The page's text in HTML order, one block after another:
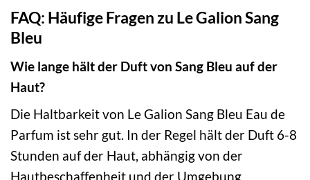
FAQ: Häufige Fragen zu Le Galion Sang
Bleu
Wie lange hält der Duft von Sang Bleu auf der
Haut?
Die Haltbarkeit von Le Galion Sang Bleu Eau de
Parfum ist sehr gut. In der Regel hält der Duft 6-8
Stunden auf der Haut, abhängig von der
Hautbeschaffenheit und der Umgebung.